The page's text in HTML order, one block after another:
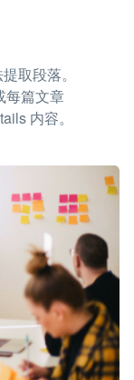
取段落。
每篇文章
内容。